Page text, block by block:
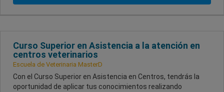
Curso Superior en Asistencia a la atención en
centros veterinarios
Escuela de Veterinaria MasterD
Con el Curso Superior en Asistencia en Centros, tendrás la
oportunidad de aplicar tus conocimientos realizando